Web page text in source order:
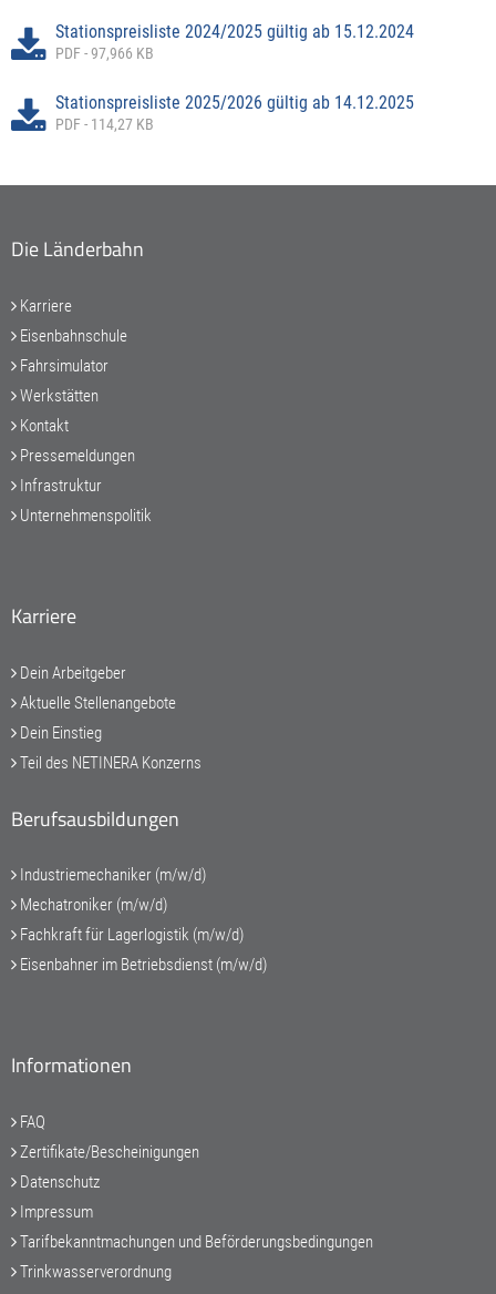
Stationspreisliste 2024/2025 gültig ab 15.12.2024
PDF - 97,966 KB
Stationspreisliste 2025/2026 gültig ab 14.12.2025
PDF - 114,27 KB
Die Länderbahn
Karriere
Eisenbahnschule
Fahrsimulator
Werkstätten
Kontakt
Pressemeldungen
Infrastruktur
Unternehmenspolitik
Karriere
Dein Arbeitgeber
Aktuelle Stellenangebote
Dein Einstieg
Teil des NETINERA Konzerns
Berufsausbildungen
Industriemechaniker (m/w/d)
Mechatroniker (m/w/d)
Fachkraft für Lagerlogistik (m/w/d)
Eisenbahner im Betriebsdienst (m/w/d)
Informationen
FAQ
Zertifikate/Bescheinigungen
Datenschutz
Impressum
Tarifbekanntmachungen und Beförderungsbedingungen
Trinkwasserverordnung